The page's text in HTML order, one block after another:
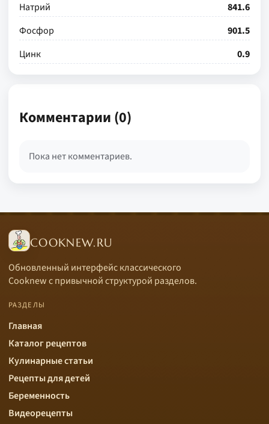
Натрий
841.6
Фосфор
901.5
Цинк
0.9
Комментарии (0)
Пока нет комментариев.
COOKNEW.RU
Обновленный интерфейс классического
Cooknew с привычной структурой разделов.
РАЗДЕЛЫ
Главная
Каталог рецептов
Кулинарные статьи
Рецепты для детей
Беременность
Видеорецепты